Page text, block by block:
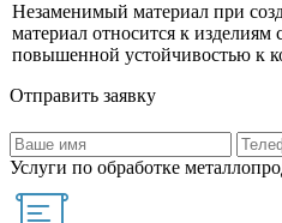
Незаменимый материал при
материал относится к
повышенной устойчивостью к
Отправить заявку
Услуги по обработке